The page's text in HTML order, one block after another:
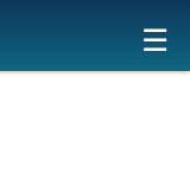
×
☰